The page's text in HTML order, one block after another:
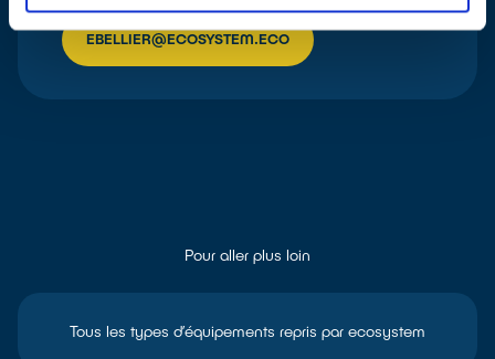
EBELLIER@ECOSYSTEM.ECO
Pour aller plus loin
Tous les types d’équipements repris par ecosystem